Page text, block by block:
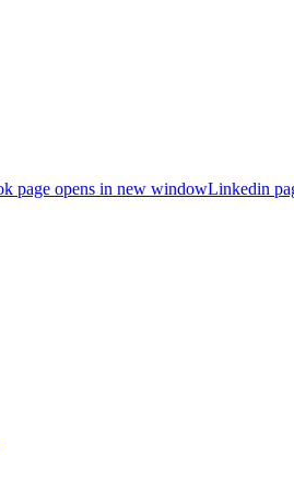
page opens in new windowLinkedin